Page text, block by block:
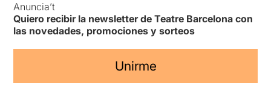
Anuncia’t
Quiero recibir la newsletter de Teatre Barcelona con
las novedades, promociones y sorteos
Unirme